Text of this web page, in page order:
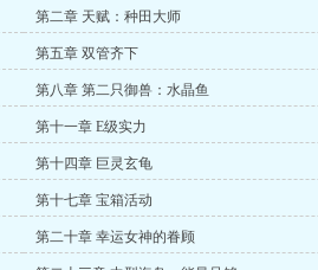
第二章 天赋：种田大师
第五章 双管齐下
第八章 第二只御兽：水晶鱼
第十一章 E级实力
第十四章 巨灵玄龟
第十七章 宝箱活动
第二十章 幸运女神的眷顾